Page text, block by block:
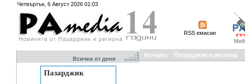
Четвъртък, 6 Август 2026 01:03
RSS емисии
Всички от деня Начало Пазарджик и региона